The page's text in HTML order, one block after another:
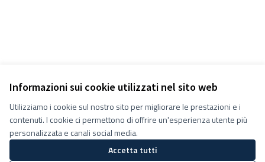
Informazioni sui cookie utilizzati nel sito web
Utilizziamo i cookie sul nostro sito per migliorare le prestazioni e i
contenuti. I cookie ci permettono di offrire un'esperienza utente più
personalizzata e canali social media.
Accetta tutti
Termini e condizioni d''uso
Impostazioni Cookie
Decidiamo su Facebook
Decidiamo su YouTube
(Collegamento esterno)